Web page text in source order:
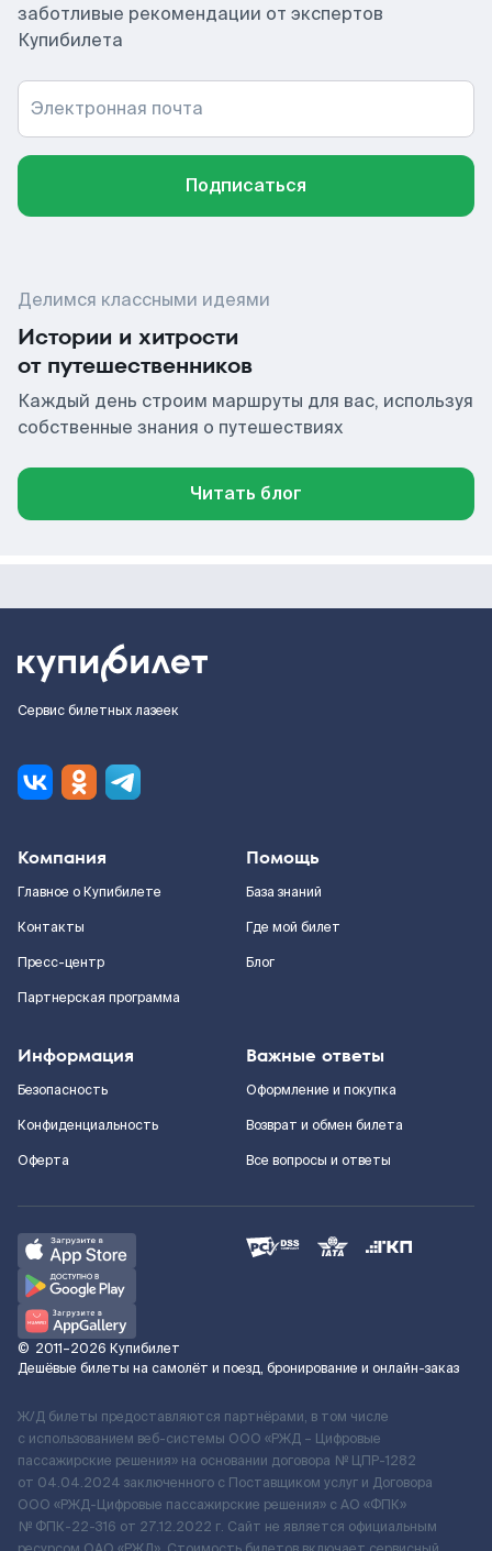
заботливые рекомендации от экспертов
Купибилета
Электронная почта
Подписаться
Делимся классными идеями
Истории и хитрости
от путешественников
Каждый день строим маршруты для вас, используя
собственные знания о путешествиях
Читать блог
Сервис билетных лазеек
Компания
Главное о Купибилете
Контакты
Пресс-центр
Партнерская программа
Помощь
База знаний
Где мой билет
Блог
Информация
Безопасность
Конфиденциальность
Оферта
Важные ответы
Оформление и покупка
Возврат и обмен билета
Все вопросы и ответы
© 2011–2026 Купибилет
Дешёвые билеты на самолёт и поезд, бронирование и онлайн-заказ
Ж/Д билеты предоставляются партнёрами, в том числе
с использованием веб-системы ООО «РЖД – Цифровые
пассажирские решения» на основании договора № ЦПР-1282
от 04.04.2024 заключенного с Поставщиком услуг и Договора
ООО «РЖД-Цифровые пассажирские решения» c АО «ФПК»
№ ФПК-22-316 от 27.12.2022 г. Сайт не является официальным